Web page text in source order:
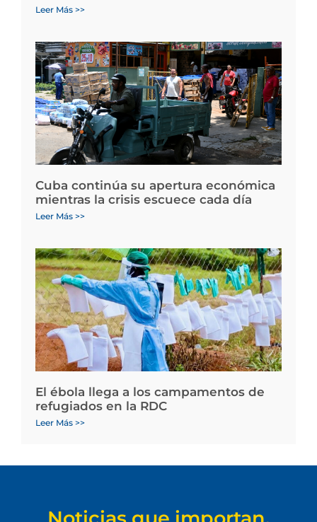
Leer Más >>
Cuba continúa su apertura económica
mientras la crisis escuece cada día
Leer Más >>
El ébola llega a los campamentos de
refugiados en la RDC
Leer Más >>